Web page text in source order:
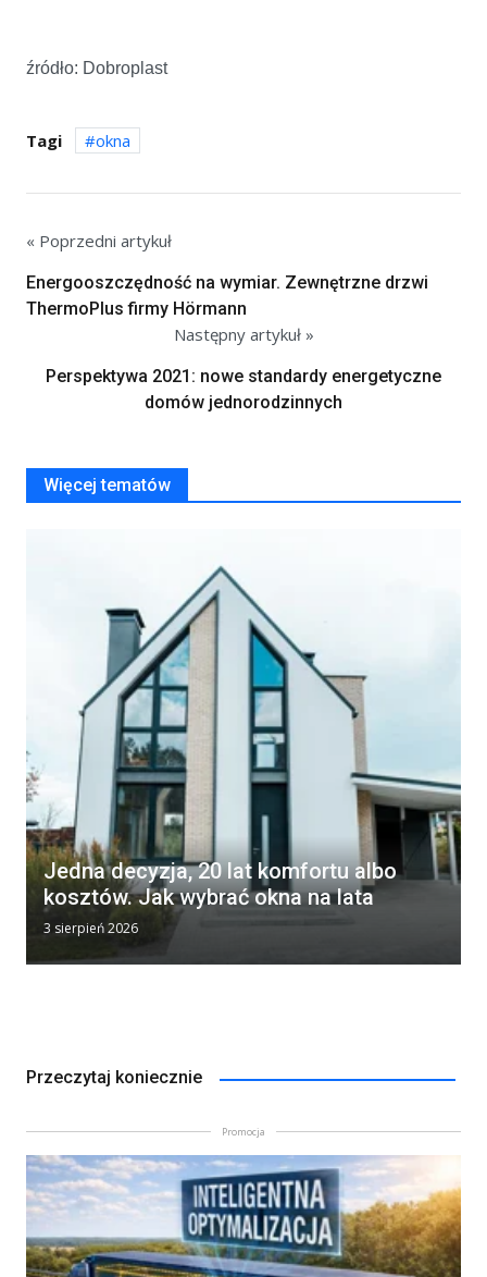
źródło: Dobroplast
Tagi okna
« Poprzedni artykuł
Energooszczędność na wymiar. Zewnętrzne drzwi
ThermoPlus firmy Hörmann
Następny artykuł »
Perspektywa 2021: nowe standardy energetyczne
domów jednorodzinnych
Więcej tematów
Jedna decyzja, 20 lat komfortu albo
kosztów. Jak wybrać okna na lata
3 sierpień 2026
Przeczytaj koniecznie
Promocja